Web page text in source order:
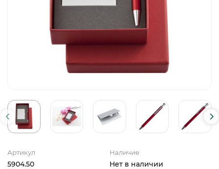
Артикул
5904.50
Наличие
Нет в наличии